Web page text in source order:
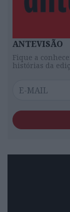
ANTEVISÃO
Fique a
histórias da